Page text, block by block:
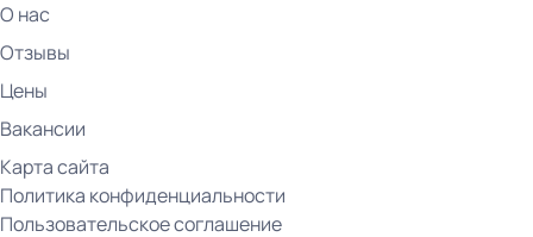
О нас
Отзывы
Цены
Вакансии
Карта сайта
Политика конфиденциальности
Пользовательское соглашение